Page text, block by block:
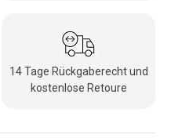
14 Tage Rückgaberecht und
kostenlose Retoure